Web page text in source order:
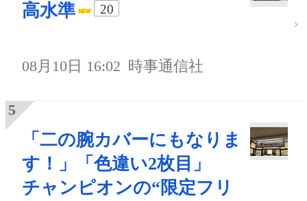
高水準
20
08月10日 16:02 時事通信社
「二の腕カバーにもなりま
す！」「色違い2枚目」
チャンピオンの“限定フリ